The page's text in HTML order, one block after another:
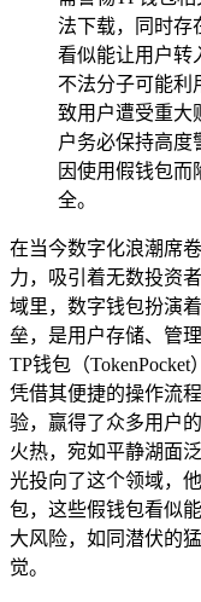
法下载，同时存
看似能让用户转
不法分子可能利
致用户遭受重大
户务必保持高度
因使用假钱包而
全。
在当今数字化浪潮席
力，吸引着无数投资
域里，数字钱包扮演
垒，是用户存储、管
TP钱包（
凭借其便捷的操作流
验，赢得了众多用户
火热，宛如平静湖面
光投向了这个领域，
包，这些假钱包看似
大风险，如同潜伏的
觉。